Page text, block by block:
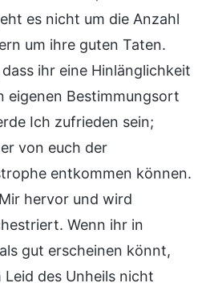
es nicht um die Anzahl
um ihre guten Taten.
ihr eine Hinlänglichkeit
eigenen Bestimmungsort
Ich zufrieden sein;
von euch der
entkommen können.
hervor und wird
Wenn ihr in
gut erscheinen könnt,
des Unheils nicht